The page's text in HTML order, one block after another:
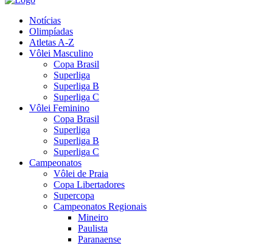
Notícias
Olimpíadas
Atletas A-Z
Vôlei Masculino
Copa Brasil
Superliga
Superliga B
Superliga C
Vôlei Feminino
Copa Brasil
Superliga
Superliga B
Superliga C
Campeonatos
Vôlei de Praia
Copa Libertadores
Supercopa
Campeonatos Regionais
Mineiro
Paulista
Paranaense